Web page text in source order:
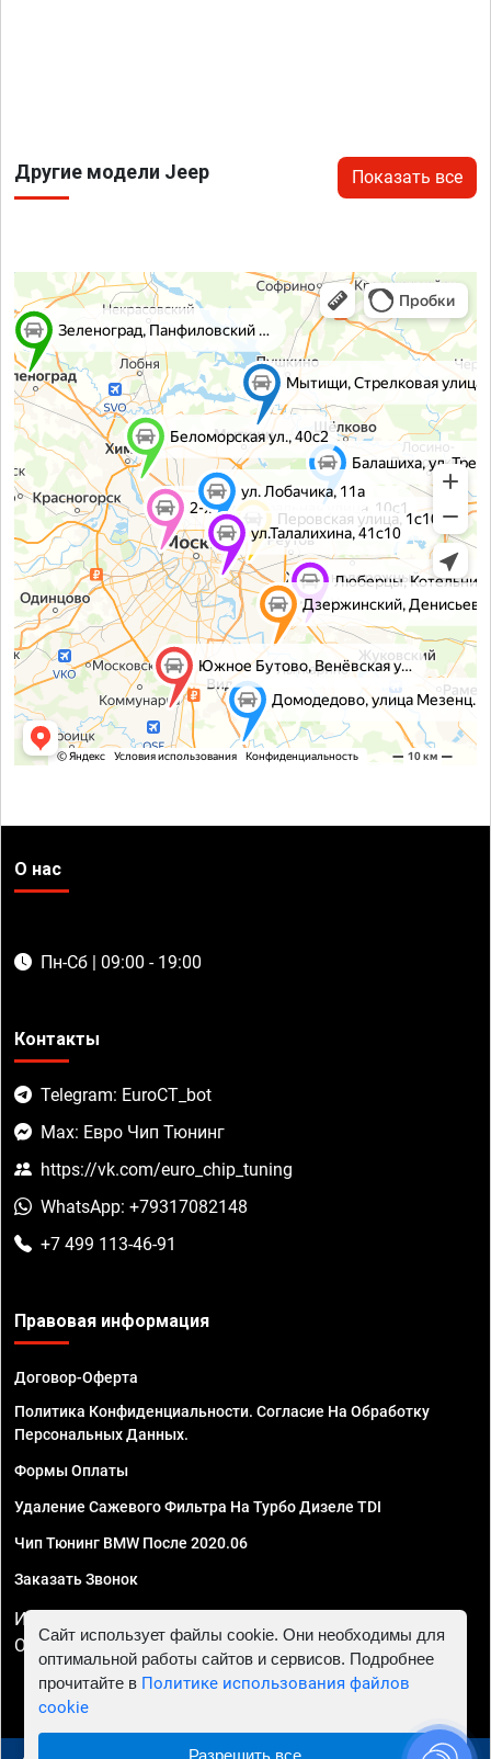
Другие модели Jeep Показать все
О нас
Пн-Сб | 09:00 - 19:00
Контакты
Telegram: EuroCT_bot
Max: Евро Чип Тюнинг
https://vk.com/euro_chip_tuning
WhatsApp: +79317082148
+7 499 113-46-91
Правовая информация
Договор-Оферта
Политика Конфиденциальности. Согласие На Обработку
Персональных Данных.
Формы Оплаты
Удаление Сажевого Фильтра На Турбо Дизеле TDI
Чип Тюнинг BMW После 2020.06
Заказать Звонок
ИП Смирнов Георгий Павлович. ИНН 781302555843,
ОГРНИП 324470400032610
Сайт использует файлы cookie. Они необходимы для
оптимальной работы сайтов и сервисов. Подробнее
прочитайте в Политике использования файлов
cookie
Разрешить все